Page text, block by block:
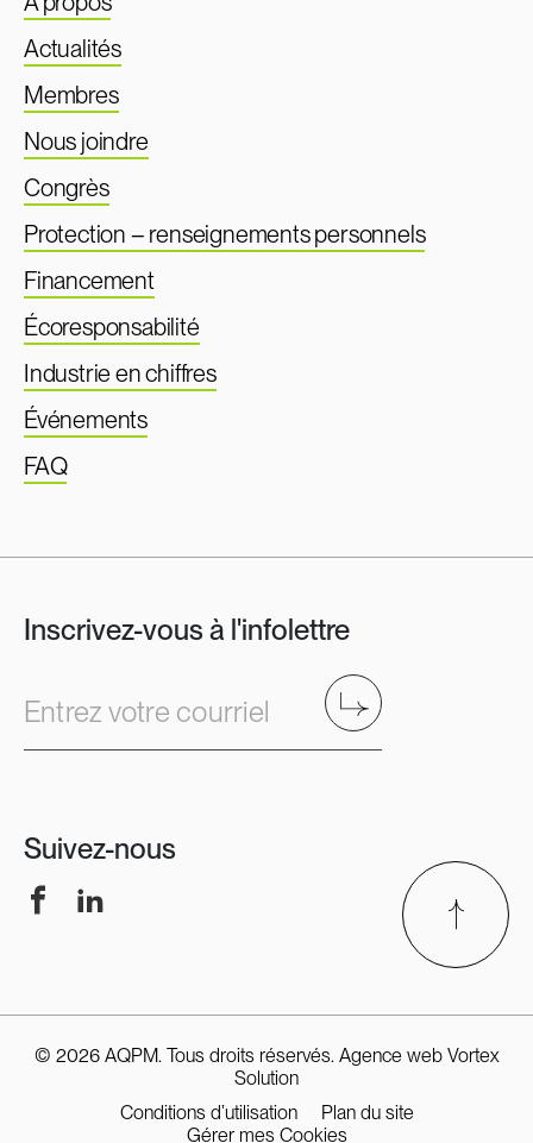
Actualités
Membres
Nous joindre
Congrès
Protection – renseignements personnels
Financement
Écoresponsabilité
Industrie en chiffres
Événements
FAQ
Inscrivez-vous à l'infolettre
Entrez votre courriel Envoyer
Suivez-nous
FacebookLinkedIn
© 2026 AQPM. Tous droits réservés. Agence web Vortex
Solution
Conditions d’utilisation
Plan du site
Gérer mes Cookies